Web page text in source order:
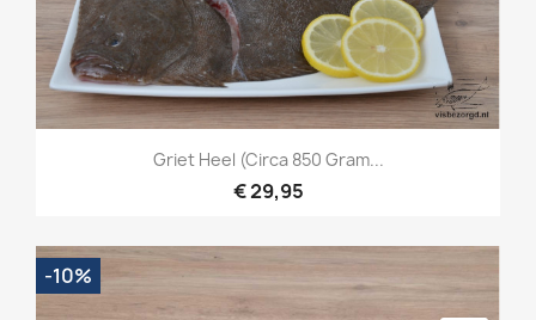
Griet Heel (circa 850 Gram...
€ 29,95
-10%